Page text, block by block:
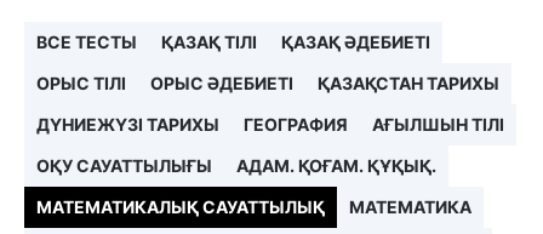
ВСЕ ТЕСТЫ ҚАЗАҚ ТІЛІ
ҚАЗАҚ ӘДЕБИЕТІ
ОРЫС ТІЛІ
ОРЫС ӘДЕБИЕТІ
ҚАЗАҚСТАН ТАРИХЫ
ДҮНИЕЖҮЗІ ТАРИХЫ
ГЕОГРАФИЯ
АҒЫЛШЫН ТІЛІ
ОҚУ САУАТТЫЛЫҒЫ
АДАМ. ҚОҒАМ. ҚҰҚЫҚ.
МАТЕМАТИКАЛЫҚ САУАТТЫЛЫҚ
МАТЕМАТИКА